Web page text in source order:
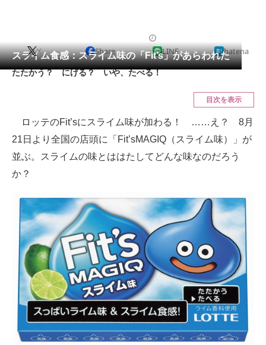
会員記事
スマホと通信の最新トレンド
好きが集まる 比べて選べる
ビジネスと働き方のヒント
AI活用のいまが分かる
企業ITのトレンドを詳説
経営リーダーのコミュニティ
マーケ×ITの今がよく分かる
スライム食感：スライム味の「Fit’s」があらわれた
X Share LINE hatena
たたかう？ にげる？ いや、たべる！
目次を表示
ロッテのFit’sにスライム味が加わる！ ……え？ 8月
21日より全国の店頭に「Fit’sMAGIQ（スライム味）」が
並ぶ。スライムの味とははたしてどんな味なのだろう
か？